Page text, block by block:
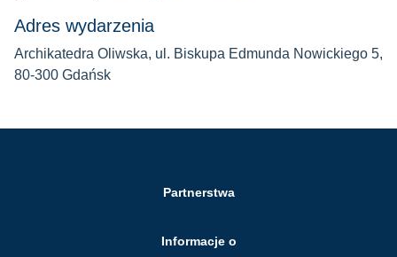
Adres wydarzenia
Archikatedra Oliwska, ul. Biskupa Edmunda Nowickiego 5,
80-300 Gdańsk
Partnerstwa
Informacje o